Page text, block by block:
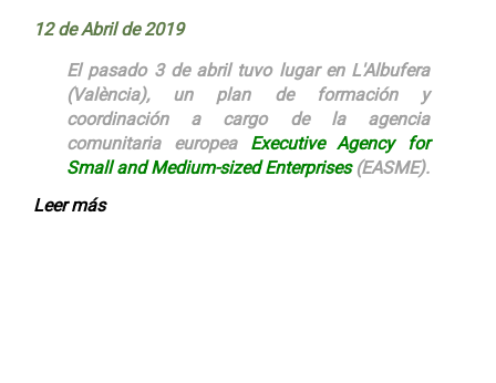
12 de Abril de 2019
El pasado 3 de abril tuvo lugar en L'Albufera
(València), un plan de formación y
coordinación a cargo de la agencia
comunitaria europea Executive Agency for
Small and Medium-sized Enterprises (EASME).
Leer más